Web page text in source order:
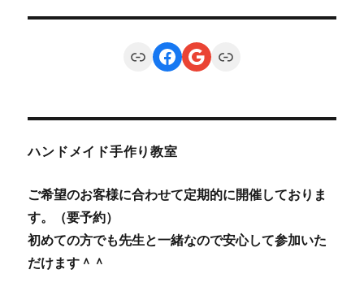
LinkFacebook
Google
Link
ハンドメイド手作り教室
ご希望のお客様に合わせて定期的に開催しておりま
す。（要予約）
初めての方でも先生と一緒なので安心して参加いた
だけます＾＾